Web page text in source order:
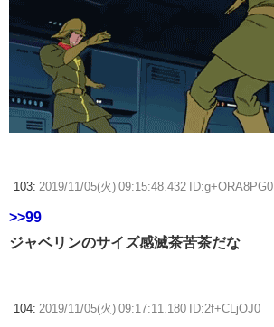
103: 2019/11/05(火) 09:15:48.432 ID:g+ORA8PG0
>>99
ジャベリンのサイズ感滅茶苦茶だな
104: 2019/11/05(火) 09:17:11.180 ID:2f+CLjOJ0